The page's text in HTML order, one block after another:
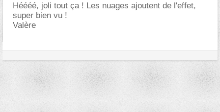
Héééé, joli tout ça ! Les nuages ajoutent de l'effet,
super bien vu !
Valère